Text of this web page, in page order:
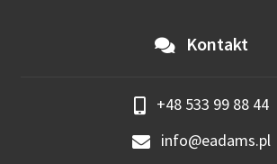
Kontakt
+48 533 99 88 44
info@eadams.pl